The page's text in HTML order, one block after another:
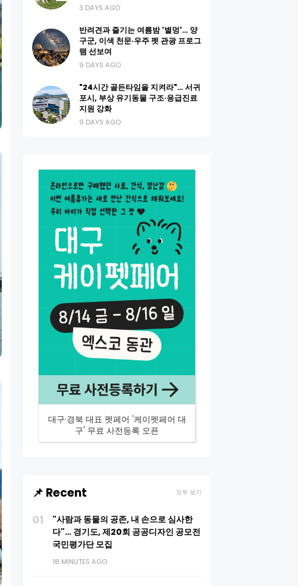
3 DAYS AGO
반려견과 즐기는 여름밤 '별멍'… 양
구군, 이색 천문·우주 펫 관광 프로그
램 선보여
9 DAYS AGO
"24시간 골든타임을 지켜라"… 서귀
포시, 부상 유기동물 구조·응급진료
지원 강화
9 DAYS AGO
대구·경북 대표 펫페어 '케이펫페어 대
구' 무료 사전등록 오픈
📌 Recent 모두 보기
01
"사람과 동물의 공존, 내 손으로 심사한
다"… 경기도, 제20회 공공디자인 공모전
국민평가단 모집
18 MINUTES AGO